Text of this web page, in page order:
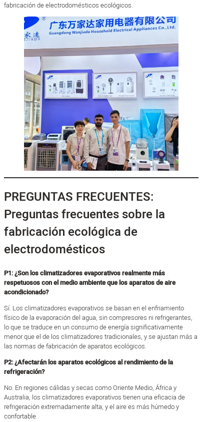
fabricación de electrodomésticos ecológicos.
PREGUNTAS FRECUENTES:
Preguntas frecuentes sobre la
fabricación ecológica de
electrodomésticos
P1: ¿Son los climatizadores evaporativos realmente más
respetuosos con el medio ambiente que los aparatos de aire
acondicionado?
Sí. Los climatizadores evaporativos se basan en el enfriamiento
físico de la evaporación del agua, sin compresores ni refrigerantes,
lo que se traduce en un consumo de energía significativamente
menor que el de los climatizadores tradicionales, y se ajustan más a
las normas de fabricación de aparatos ecológicos.
P2: ¿Afectarán los aparatos ecológicos al rendimiento de la
refrigeración?
No. En regiones cálidas y secas como Oriente Medio, África y
Australia, los climatizadores evaporativos tienen una eficacia de
refrigeración extremadamente alta, y el aire es más húmedo y
confortable.